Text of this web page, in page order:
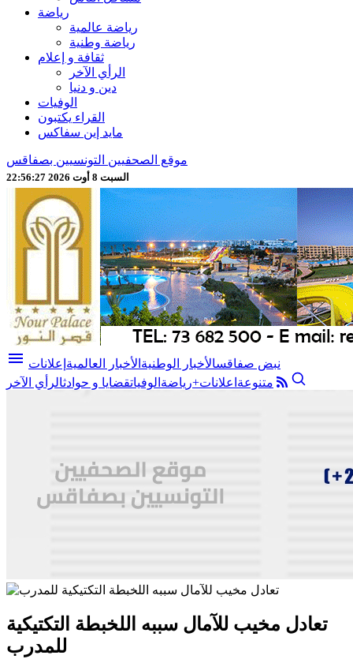
رياضة
رياضة عالمية
رياضة وطنية
ثقافة و إعلام
الرأي الآخر
دين و دنيا
الوفيات
القراء يكتبون
مايد إين سفاكس
موقع الصحفيين التونسيين بصفاقس
السبت 8 أوت 2026 22:56:29
menu نبض صفاقسالأخبار الوطنية الأخبار العالمية إعلانات
متنوعة اعلانات+رياضة الوفياتقضايا و حوادثالرأي الآخر
تعادل مخيب للآمال سببه اللخبطة التكتيكية
للمدرب